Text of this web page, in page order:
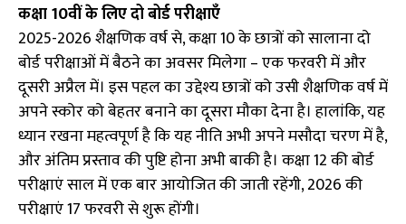
कक्षा 10वीं के लिए दो बोर्ड परीक्षाएँ
2025-2026 शैक्षणिक वर्ष से, कक्षा 10 के छात्रों को सालाना दो
बोर्ड परीक्षाओं में बैठने का अवसर मिलेगा – एक फरवरी में और
दूसरी अप्रैल में। इस पहल का उद्देश्य छात्रों को उसी शैक्षणिक वर्ष में
अपने स्कोर को बेहतर बनाने का दूसरा मौका देना है। हालांकि, यह
ध्यान रखना महत्वपूर्ण है कि यह नीति अभी अपने मसौदा चरण में है,
और अंतिम प्रस्ताव की पुष्टि होना अभी बाकी है। कक्षा 12 की बोर्ड
परीक्षाएं साल में एक बार आयोजित की जाती रहेंगी, 2026 की
परीक्षाएं 17 फरवरी से शुरू होंगी।